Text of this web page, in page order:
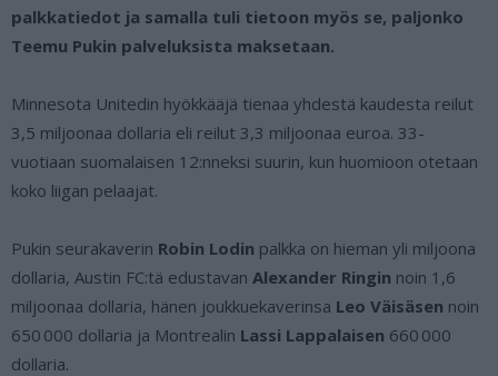
palkkatiedot ja samalla tuli tietoon myös se, paljonko
Teemu Pukin palveluksista maksetaan.
Minnesota Unitedin hyökkääjä tienaa yhdestä kaudesta reilut
3,5 miljoonaa dollaria eli reilut 3,3 miljoonaa euroa. 33-
vuotiaan suomalaisen 12:nneksi suurin, kun huomioon otetaan
koko liigan pelaajat.
Pukin seurakaverin Robin Lodin palkka on hieman yli miljoona
dollaria, Austin FC:tä edustavan Alexander Ringin noin 1,6
miljoonaa dollaria, hänen joukkuekaverinsa Leo Väisäsen noin
650 000 dollaria ja Montrealin Lassi Lappalaisen 660 000
dollaria.